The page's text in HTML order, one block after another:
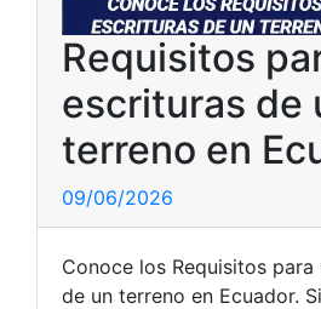
Requisitos
escrituras de
terreno en
09/06/2026
Conoce los Requisitos
de un terreno en Ecuador.